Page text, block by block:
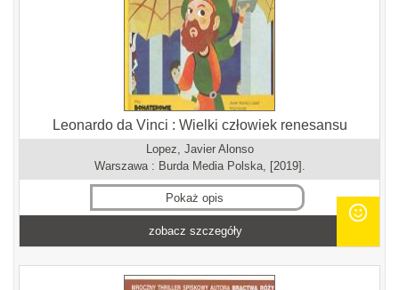
Leonardo da Vinci : Wielki człowiek renesansu
Lopez, Javier Alonso
Warszawa : Burda Media Polska, [2019].
Pokaż opis
zobacz szczegóły